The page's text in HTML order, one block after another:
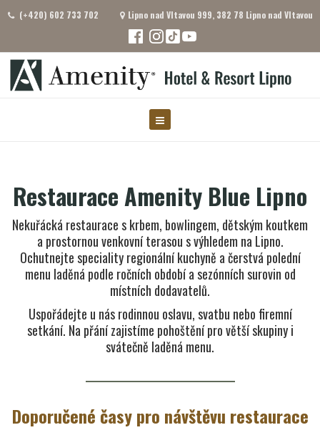
(+420) 602 733 702 Lipno nad Vltavou 999, 382 78 Lipno nad Vltavou
Restaurace Amenity Blue Lipno
Nekuřácká restaurace s krbem, bowlingem, dětským koutkem
a prostornou venkovní terasou s výhledem na Lipno.
Ochutnejte speciality regionální kuchyně a čerstvá polední
menu laděná podle ročních období a sezónních surovin od
místních dodavatelů.
Uspořádejte u nás rodinnou oslavu, svatbu nebo firemní
setkání. Na přání zajistíme pohoštění pro větší skupiny i
svátečně laděná menu.
Doporučené časy pro návštěvu restaurace